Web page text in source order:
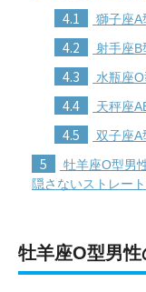
4.1 獅子座A
4.2 射手座B
4.3 水瓶座
4.4 天秤座
4.5 双子座A
5
牡羊座O型男
隠さないストレー
牡羊座O型男性